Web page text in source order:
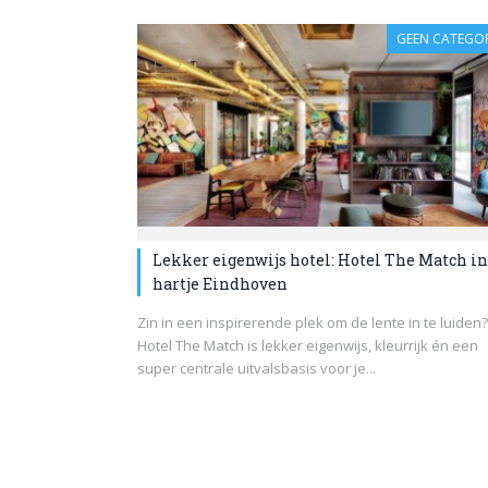
GEEN
Lekker eigenwijs hotel: Hotel The Match in
hartje Eindhoven
Zin in een inspirerende plek om de lente in te luiden?
Hotel The Match is lekker eigenwijs, kleurrijk én een
super centrale uitvalsbasis voor je...